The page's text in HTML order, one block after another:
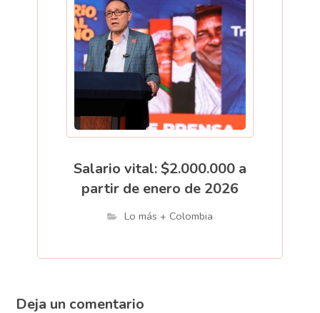
Salario vital: $2.000.000 a
partir de enero de 2026
Lo más + Colombia
Deja un comentario